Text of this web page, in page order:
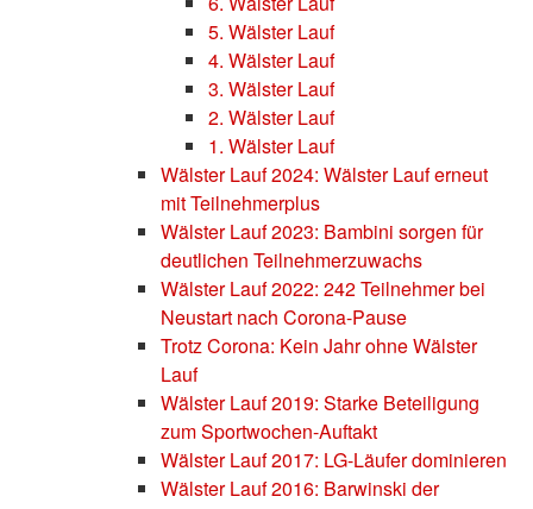
5. Wälster Lauf
4. Wälster Lauf
3. Wälster Lauf
2. Wälster Lauf
1. Wälster Lauf
Wälster Lauf 2024: Wälster Lauf erneut
mit Teilnehmerplus
Wälster Lauf 2023: Bambini sorgen für
deutlichen Teilnehmerzuwachs
Wälster Lauf 2022: 242 Teilnehmer bei
Neustart nach Corona-Pause
Trotz Corona: Kein Jahr ohne Wälster
Lauf
Wälster Lauf 2019: Starke Beteiligung
zum Sportwochen-Auftakt
Wälster Lauf 2017: LG-Läufer dominieren
Wälster Lauf 2016: Barwinski der